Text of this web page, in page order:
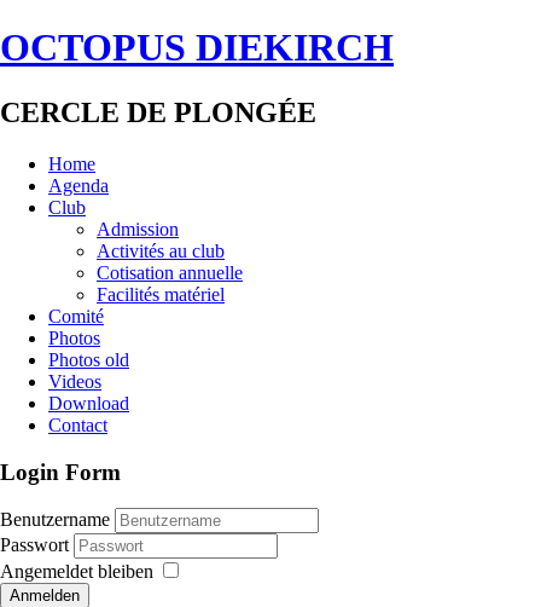
OCTOPUS DIEKIRCH
CERCLE DE PLONGÉE
Home
Agenda
Club
Admission
Activités au club
Cotisation annuelle
Facilités matériel
Comité
Photos
Photos old
Videos
Download
Contact
Login Form
Benutzername
Passwort
Angemeldet bleiben
Anmelden